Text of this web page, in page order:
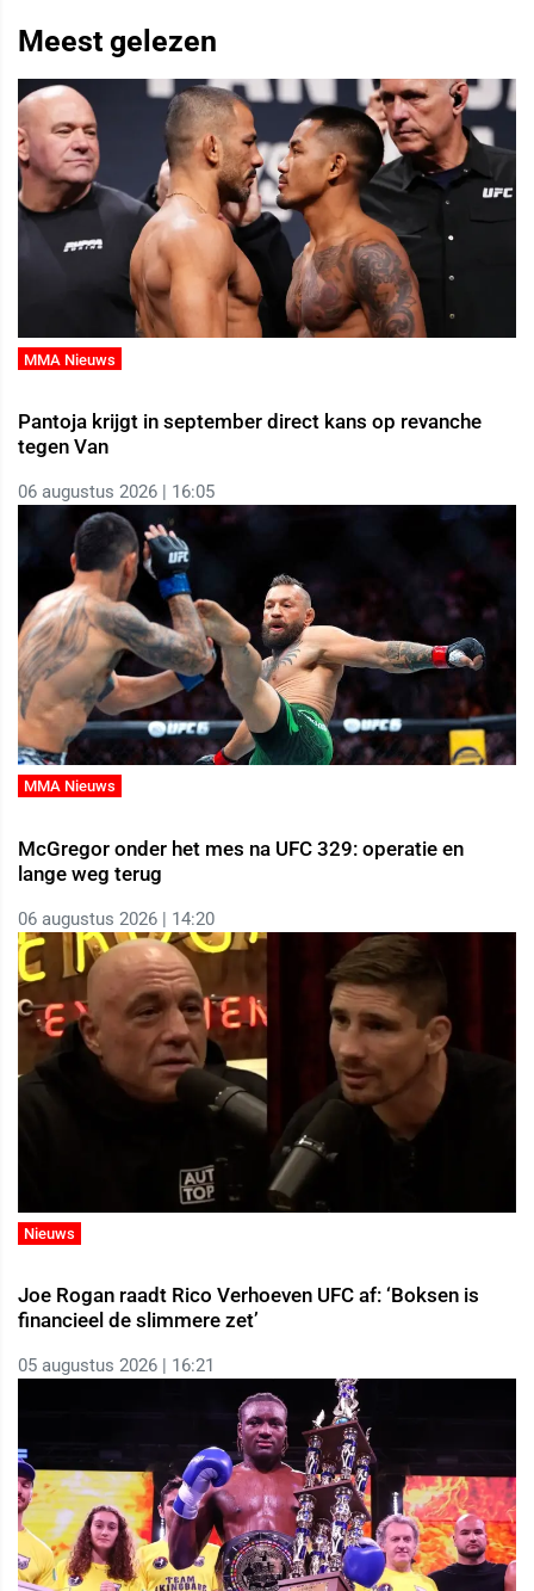
Meest gelezen
MMA Nieuws
Pantoja krijgt in september direct kans op revanche
tegen Van
06 augustus 2026 | 16:05
MMA Nieuws
McGregor onder het mes na UFC 329: operatie en
lange weg terug
06 augustus 2026 | 14:20
Nieuws
Joe Rogan raadt Rico Verhoeven UFC af: ‘Boksen is
financieel de slimmere zet’
05 augustus 2026 | 16:21